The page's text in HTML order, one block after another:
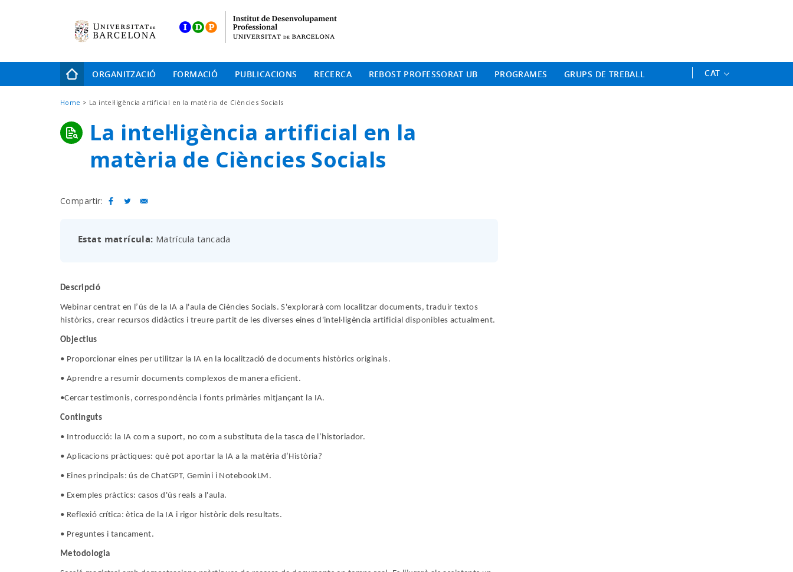
Navegació
principal
ORGANITZACIÓ FORMACIÓ PUBLICACIONS RECERCA REBOST PROFESSORAT UB PROGRAMES GRUPS DE TREBALL CAT
Fil
d'Ariadna
Home La intel·ligència artificial en la matèria de Ciències Socials
La intel·ligència artificial en la
matèria de Ciències Socials
Compartir:
Estat matrícula Matrícula tancada
Descripció
Webinar centrat en l’ús de la IA a l'aula de Ciències Socials. S'explorarà com localitzar documents, traduir textos
històrics, crear recursos didàctics i treure partit de les diverses eines d'intel·ligència artificial disponibles actualment.
Objectius
• Proporcionar eines per utilitzar la IA en la localització de documents històrics originals.
• Aprendre a resumir documents complexos de manera eficient.
•Cercar testimonis, correspondència i fonts primàries mitjançant la IA.
Continguts
• Introducció: la IA com a suport, no com a substituta de la tasca de l’historiador.
• Aplicacions pràctiques: què pot aportar la IA a la matèria d’Història?
• Eines principals: ús de ChatGPT, Gemini i NotebookLM.
• Exemples pràctics: casos d'ús reals a l'aula.
• Reflexió crítica: ètica de la IA i rigor històric dels resultats.
• Preguntes i tancament.
Metodologia